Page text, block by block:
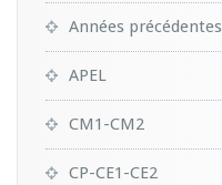
Années précédentes
APEL
CM1-CM2
CP-CE1-CE2